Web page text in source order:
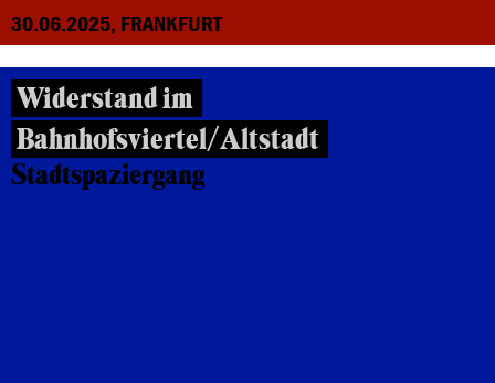
30.06.2025, FRANKFURT
Widerstand im
Bahnhofsviertel/Altstadt
Stadtspaziergang